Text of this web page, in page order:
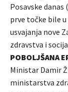
Posavske danas
prve točke bile
usvajanja nove
zdravstva i
POBOLJŠANA
Ministar Damir
ministarstva